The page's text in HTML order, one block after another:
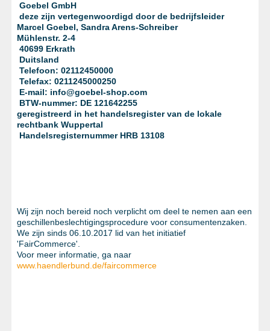
METAALWAREN
LIJMEN EN AFDICHTEN
BESCHERMING
Goebel GmbH
deze zijn vertegenwoordigd door de bedrijfsleider
Marcel Goebel, Sandra Arens-Schreiber
Mühlenstr. 2-4
40699 Erkrath
Duitsland
Telefoon: 02112450000
Telefax: 0211245000250
E-mail: info@goebel-shop.com
BTW-nummer: DE 121642255
geregistreerd in het handelsregister van de lokale
rechtbank Wuppertal
Handelsregisternummer HRB 13108
Wij zijn noch bereid noch verplicht om deel te nemen aan een
geschillenbeslechtigingsprocedure voor consumentenzaken.
We zijn sinds 06.10.2017 lid van het initiatief
'FairCommerce'.
Voor meer informatie, ga naar
www.haendlerbund.de/faircommerce